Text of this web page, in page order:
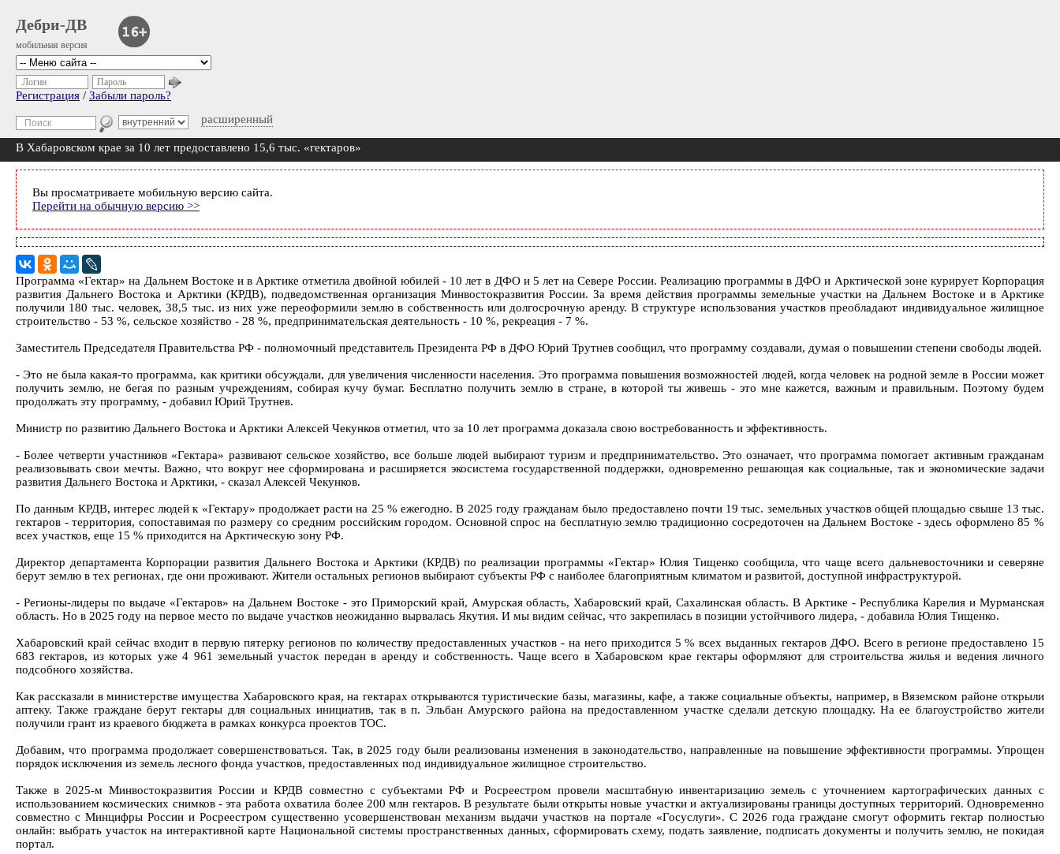
Дебри-ДВ
мобильная версия
расширенный
Логин Пароль
Регистрация / Забыли пароль?
В Хабаровском крае за 10 лет предоставлено 15,6 тыс. «гектаров»
Вы просматриваете мобильную версию сайта.
Перейти на обычную версию >>
Программа «Гектар» на Дальнем Востоке и в Арктике отметила двойной юбилей - 10 лет в ДФО и 5 лет на Севере России. Реализацию программы в ДФО и Арктической зоне курирует Корпорация
развития Дальнего Востока и Арктики (КРДВ), подведомственная организация Минвостокразвития России. За время действия программы земельные участки на Дальнем Востоке и в Арктике
получили 180 тыс. человек, 38,5 тыс. из них уже переоформили землю в собственность или долгосрочную аренду. В структуре использования участков преобладают индивидуальное жилищное
строительство - 53 %, сельское хозяйство - 28 %, предпринимательская деятельность - 10 %, рекреация - 7 %.
Заместитель Председателя Правительства РФ - полномочный представитель Президента РФ в ДФО Юрий Трутнев сообщил, что программу создавали, думая о повышении степени свободы людей.
- Это не была какая-то программа, как критики обсуждали, для увеличения численности населения. Это программа повышения возможностей людей, когда человек на родной земле в России может
получить землю, не бегая по разным учреждениям, собирая кучу бумаг. Бесплатно получить землю в стране, в которой ты живешь - это мне кажется, важным и правильным. Поэтому будем
продолжать эту программу, - добавил Юрий Трутнев.
Министр по развитию Дальнего Востока и Арктики Алексей Чекунков отметил, что за 10 лет программа доказала свою востребованность и эффективность.
- Более четверти участников «Гектара» развивают сельское хозяйство, все больше людей выбирают туризм и предпринимательство. Это означает, что программа помогает активным гражданам
реализовывать свои мечты. Важно, что вокруг нее сформирована и расширяется экосистема государственной поддержки, одновременно решающая как социальные, так и экономические задачи
развития Дальнего Востока и Арктики, - сказал Алексей Чекунков.
По данным КРДВ, интерес людей к «Гектару» продолжает расти на 25 % ежегодно. В 2025 году гражданам было предоставлено почти 19 тыс. земельных участков общей площадью свыше 13 тыс.
гектаров - территория, сопоставимая по размеру со средним российским городом. Основной спрос на бесплатную землю традиционно сосредоточен на Дальнем Востоке - здесь оформлено 85 %
всех участков, еще 15 % приходится на Арктическую зону РФ.
Директор департамента Корпорации развития Дальнего Востока и Арктики (КРДВ) по реализации программы «Гектар» Юлия Тищенко сообщила, что чаще всего дальневосточники и северяне
берут землю в тех регионах, где они проживают. Жители остальных регионов выбирают субъекты РФ с наиболее благоприятным климатом и развитой, доступной инфраструктурой.
- Регионы-лидеры по выдаче «Гектаров» на Дальнем Востоке - это Приморский край, Амурская область, Хабаровский край, Сахалинская область. В Арктике - Республика Карелия и Мурманская
область. Но в 2025 году на первое место по выдаче участков неожиданно вырвалась Якутия. И мы видим сейчас, что закрепилась в позиции устойчивого лидера, - добавила Юлия Тищенко.
Хабаровский край сейчас входит в первую пятерку регионов по количеству предоставленных участков - на него приходится 5 % всех выданных гектаров ДФО. Всего в регионе предоставлено 15
683 гектаров, из которых уже 4 961 земельный участок передан в аренду и собственность. Чаще всего в Хабаровском крае гектары оформляют для строительства жилья и ведения личного
подсобного хозяйства.
Как рассказали в министерстве имущества Хабаровского края, на гектарах открываются туристические базы, магазины, кафе, а также социальные объекты, например, в Вяземском районе открыли
аптеку. Также граждане берут гектары для социальных инициатив, так в п. Эльбан Амурского района на предоставленном участке сделали детскую площадку. На ее благоустройство жители
получили грант из краевого бюджета в рамках конкурса проектов ТОС.
Добавим, что программа продолжает совершенствоваться. Так, в 2025 году были реализованы изменения в законодательство, направленные на повышение эффективности программы. Упрощен
порядок исключения из земель лесного фонда участков, предоставленных под индивидуальное жилищное строительство.
Также в 2025-м Минвостокразвития России и КРДВ совместно с субъектами РФ и Росреестром провели масштабную инвентаризацию земель с уточнением картографических данных с
использованием космических снимков - эта работа охватила более 200 млн гектаров. В результате были открыты новые участки и актуализированы границы доступных территорий. Одновременно
совместно с Минцифры России и Росреестром существенно усовершенствован механизм выдачи участков на портале «Госуслуги». С 2026 года граждане смогут оформить гектар полностью
онлайн: выбрать участок на интерактивной карте Национальной системы пространственных данных, сформировать схему, подать заявление, подписать документы и получить землю, не покидая
портал.